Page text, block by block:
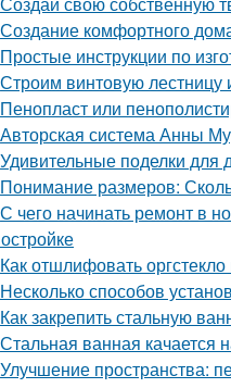
Создание комфортного
Простые инструкции по
Строим винтовую лестницу
Пенопласт или
Авторская система Анны
Удивительные поделки для
Понимание размеров:
С чего начинать ремонт в
Как отшлифовать
Несколько способов
Как закрепить стальную
Стальная ванная качается
Улучшение пространства: